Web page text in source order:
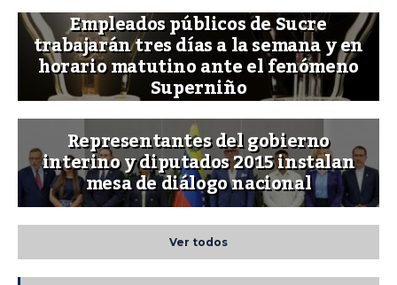
Empleados públicos de Sucre
trabajarán tres días a la semana y en
horario matutino ante el fenómeno
Superniño
Representantes del gobierno
interino y diputados 2015 instalan
mesa de diálogo nacional
Ver todos